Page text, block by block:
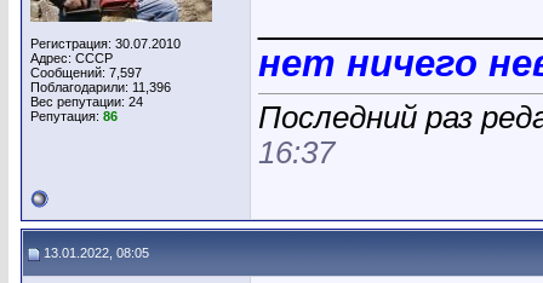
Регистрация: 30.07.2010
Адрес: СССР
Сообщений: 7,597
Поблагодарили: 11,396
Вес репутации: 24
Репутация: 86
нет ничего
Последний раз
16:37
13.01.2022, 08:05